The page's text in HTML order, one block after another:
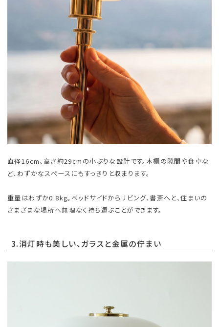
直径16cm、高さ約29cmの小ぶりな設計です。本棚の隙間や食卓な
ど、わずかなスペースにもすっきりと収まります。
重量はわずか0.8kg。ベッドサイドからリビング、書斎へと、住まいの
さまざまな場所へ無理なく持ち運ぶことができます。
3.消灯時も美しい、ガラスと金属の佇まい